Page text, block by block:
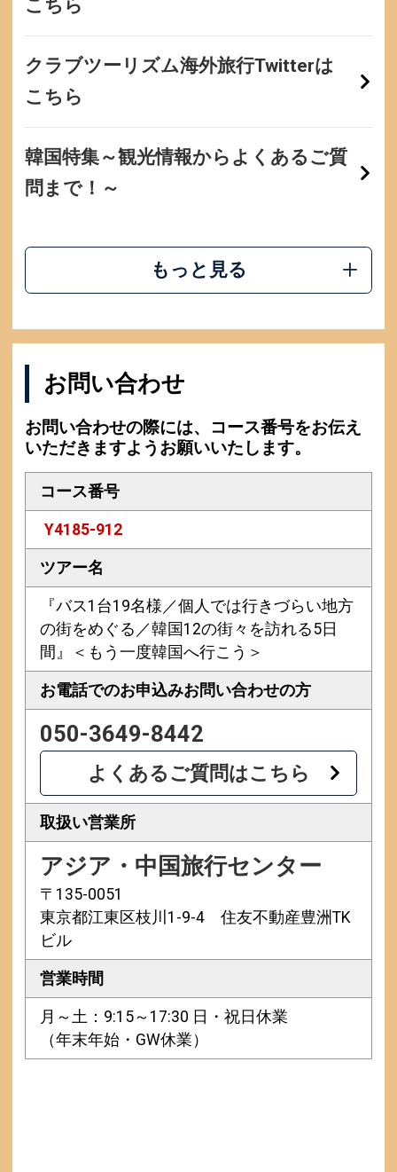
こちら
クラブツーリズム海外旅行Twitterは
こちら
韓国特集～観光情報からよくあるご質
問まで！～
もっと見る
お問い合わせ
お問い合わせの際には、コース番号をお伝え
いただきますようお願いいたします。
コース番号
Y4185-912
ツアー名
『バス1台19名様／個人では行きづらい地方
の街をめぐる／韓国12の街々を訪れる5日
間』＜もう一度韓国へ行こう＞
お電話でのお申込みお問い合わせの方
050-3649-8442
よくあるご質問はこちら
取扱い営業所
アジア・中国旅行センター
〒135-0051
東京都江東区枝川1-9-4 住友不動産豊洲TK
ビル
営業時間
月～土：9:15～17:30 日・祝日休業
（年末年始・GW休業）